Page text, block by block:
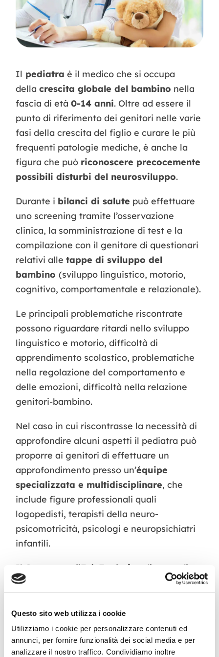
Questo sito web utilizza i cookie
Utilizziamo i cookie per personalizzare contenuti ed
annunci, per fornire funzionalità dei social media e per
analizzare il nostro traffico. Condividiamo inoltre
Contatti
Il pediatra è il medico che si occupa
della crescita globale del bambino nella
fascia di età 0-14 anni. Oltre ad essere il
punto di riferimento dei genitori nelle varie
fasi della crescita del figlio e curare le più
frequenti patologie mediche, è anche la
figura che può riconoscere precocemente
possibili disturbi del neurosviluppo.
Durante i bilanci di salute può effettuare
uno screening tramite l’osservazione
clinica, la somministrazione di test e la
compilazione con il genitore di questionari
relativi alle tappe di sviluppo del
bambino (sviluppo linguistico, motorio,
cognitivo, comportamentale e relazionale).
Le principali problematiche riscontrate
possono riguardare ritardi nello sviluppo
linguistico e motorio, difficoltà di
apprendimento scolastico, problematiche
nella regolazione del comportamento e
delle emozioni, difficoltà nella relazione
genitori-bambino.
Nel caso in cui riscontrasse la necessità di
approfondire alcuni aspetti il pediatra può
proporre ai genitori di effettuare un
approfondimento presso un’équipe
specializzata e multidisciplinare, che
include figure professionali quali
logopedisti, terapisti della neuro-
psicomotricità, psicologi e neuropsichiatri
infantili.
Il Centro per l’Età Evolutiva
dispone di
un’equipe di professionisti specializzati
approfondimenti diagnostici e percorsi di
potenziamento e supporto al bambino e ai
genitori. I professionisti del Centro